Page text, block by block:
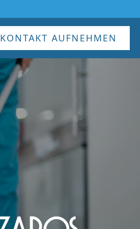
KONTAKT AUFNEHMEN